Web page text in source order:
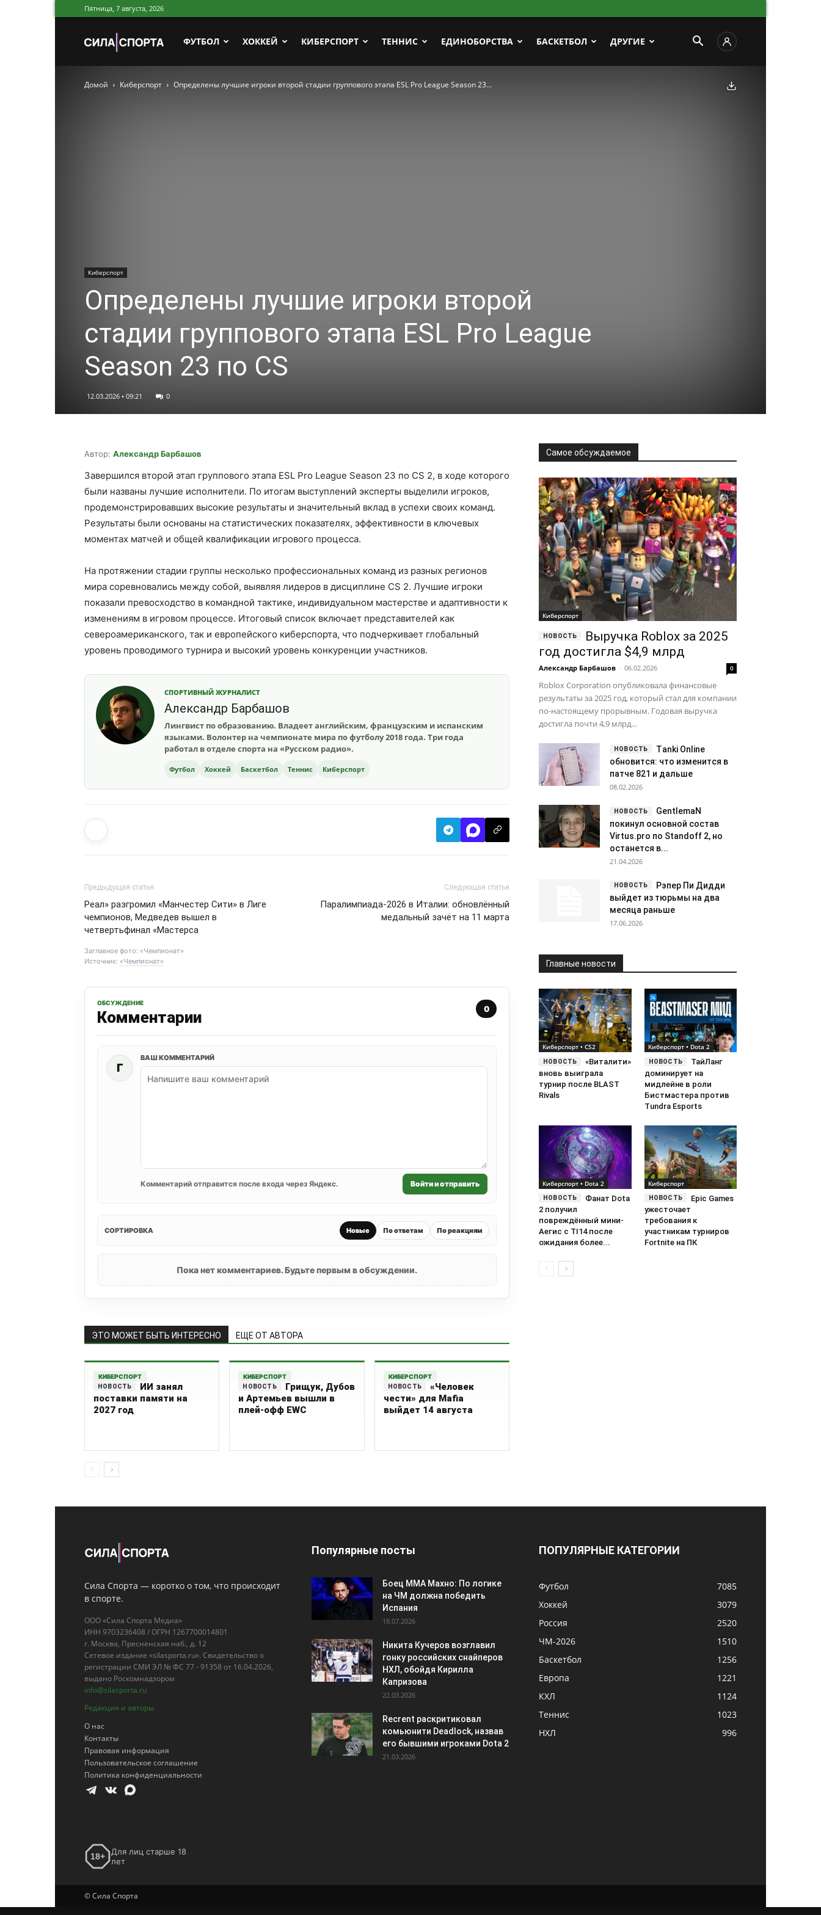
Пятница, 7 августа, 2026
Сила
Спорта
ФУТБОЛ ХОККЕЙ КИБЕРСПОРТ ТЕННИС ЕДИНОБОРСТВА БАСКЕТБОЛ ДРУГИЕ
Домой Киберспорт Определены лучшие игроки второй стадии группового этапа ESL Pro League Season 23...
Киберспорт
Определены лучшие игроки второй
стадии группового этапа ESL Pro League
Season 23 по CS
12.03.2026 • 09:21 0
Скачать фото
Автор: Александр Барбашов
Завершился второй этап группового этапа ESL Pro League Season 23 по CS 2, в ходе которого
были названы лучшие исполнители. По итогам выступлений эксперты выделили игроков,
продемонстрировавших высокие результаты и значительный вклад в успехи своих команд.
Результаты были основаны на статистических показателях, эффективности в ключевых
моментах матчей и общей квалификации игрового процесса.
На протяжении стадии группы несколько профессиональных команд из разных регионов
мира соревновались между собой, выявляя лидеров в дисциплине CS 2. Лучшие игроки
показали превосходство в командной тактике, индивидуальном мастерстве и адаптивности к
изменениям в игровом процессе. Итоговый список включает представителей как
североамериканского, так и европейского киберспорта, что подчеркивает глобальный
уровень проводимого турнира и высокий уровень конкуренции участников.
СПОРТИВНЫЙ ЖУРНАЛИСТ
Александр Барбашов
Лингвист по образованию. Владеет английским, французским и испанским
языками. Волонтер на чемпионате мира по футболу 2018 года. Три года
работал в отделе спорта на «Русском радио».
Футбол Хоккей Баскетбол Теннис Киберспорт
Предыдущая статья
Реал» разгромил «Манчестер Сити» в Лиге
чемпионов, Медведев вышел в
четвертьфинал «Мастерса
Следующая статья
Паралимпиада-2026 в Италии: обновлённый
медальный зачёт на 11 марта
Заглавное фото: «Чемпионат»
Источник: «Чемпионат»
ОБСУЖДЕНИЕ
Комментарии 0
Г
ВАШ КОММЕНТАРИЙ
Комментарий отправится после входа через Яндекс. Войти и отправить
СОРТИРОВКА Новые По ответам По реакциям
Пока нет комментариев. Будьте первым в обсуждении.
ЭТО МОЖЕТ БЫТЬ ИНТЕРЕСНО ЕЩЕ ОТ АВТОРА
КИБЕРСПОРТ
ИИ занял
поставки памяти на
2027 год
КИБЕРСПОРТ
Грищук, Дубов
и Артемьев вышли в
плей-офф EWC
КИБЕРСПОРТ
«Человек
чести» для Mafia
выйдет 14 августа
Самое обсуждаемое
Киберспорт
Выручка Roblox за 2025
год достигла $4,9 млрд
Александр Барбашов - 06.02.2026 0
Roblox Corporation опубликовала финансовые
результаты за 2025 год, который стал для компании
по-настоящему прорывным. Годовая выручка
достигла почти 4,9 млрд...
Тanki Online
обновится: что изменится в
патче 821 и дальше
08.02.2026
GentlemaN
покинул основной состав
Virtus.pro по Standoff 2, но
останется в...
21.04.2026
Рэпер Пи Дидди
выйдет из тюрьмы на два
месяца раньше
17.06.2026
Главные новости
Киберспорт • CS2
«Виталити»
вновь выиграла
турнир после BLAST
Rivals
Киберспорт • Dota 2
ТайЛанг
доминирует на
мидлейне в роли
Бистмастера против
Tundra Esports
Киберспорт • Dota 2
Фанат Dota
2 получил
повреждённый мини-
Аегис с TI14 после
ожидания более...
Киберспорт
Epic Games
ужесточает
требования к
участникам турниров
Fortnite на ПК
Сила Спорта — коротко о том, что происходит
в спорте.
ООО «Сила Спорта Медиа»
ИНН 9703236408 / ОГРН 1267700014801
г. Москва, Пресненская наб., д. 12
Сетевое издание «silasporta.ru». Свидетельство о
регистрации СМИ ЭЛ № ФС 77 - 91358 от 16.04.2026,
выдано Роскомнадзором
info@silasporta.ru
Редакция и авторы
О нас
Контакты
Правовая информация
Пользовательское соглашение
Политика конфиденциальности
18+
Для лиц старше 18
лет
Популярные посты
Боец ММА Махно: По логике
на ЧМ должна победить
Испания
18.07.2026
Никита Кучеров возглавил
гонку российских снайперов
НХЛ, обойдя Кирилла
Капризова
22.03.2026
Recrent раскритиковал
комьюнити Deadlock, назвав
его бывшими игроками Dota 2
21.03.2026
ПОПУЛЯРНЫЕ КАТЕГОРИИ
Футбол
7085
Хоккей
3079
Россия
2520
ЧМ-2026
1510
Баскетбол
1256
Европа
1221
КХЛ
1124
Теннис
1023
НХЛ
996
© Сила Спорта